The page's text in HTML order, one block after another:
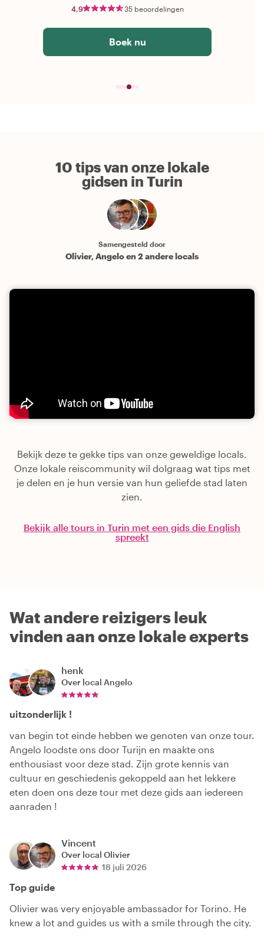
4,9 35 beoordelingen
Boek nu
10 tips van onze lokale
gidsen in Turin
Samengesteld door
Olivier, Angelo en 2 andere locals
Bekijk deze te gekke tips van onze geweldige locals.
Onze lokale reiscommunity wil dolgraag wat tips met
je delen en je hun versie van hun geliefde stad laten
zien.
Bekijk alle tours in Turin met een gids die English
spreekt
Wat andere reizigers leuk
vinden aan onze lokale experts
henk
Over local Angelo
uitzonderlijk !
van begin tot einde hebben we genoten van onze tour.
Angelo loodste ons door Turijn en maakte ons
enthousiast voor deze stad. Zijn grote kennis van
cultuur en geschiedenis gekoppeld aan het lekkere
eten doen ons deze tour met deze gids aan iedereen
aanraden !
Vincent
Over local Olivier
18 juli 2026
Top guide
Olivier was very enjoyable ambassador for Torino. He
knew a lot and guides us with a smile through the city.